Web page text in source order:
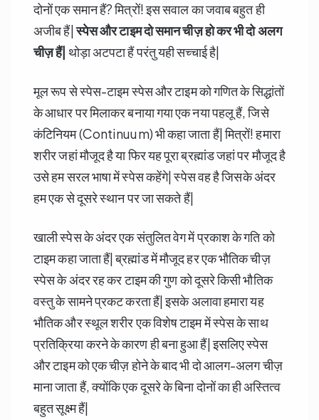
दोनों एक समान हैं? मित्रों! इस सवाल का जवाब बहुत ही
अजीब हैं|स्पेस और टाइम दो समान चीज़ हो कर भी दो अलग
चीज़ हैं| थोड़ा अटपटा हैं परंतु यही सच्चाई है|
मूल रूप से स्पेस-टाइम स्पेस और टाइम को गणित के सिद्धांतों
के आधार पर मिलाकर बनाया गया एक नया पहलू हैं, जिसे
कंटिनियम (Continuum) भी कहा जाता हैं| मित्रों! हमारा
शरीर जहां मौजूद है या फिर यह पूरा ब्रह्मांड जहां पर मौजूद है
उसे हम सरल भाषा में स्पेस कहेंगे| स्पेस वह है जिसके अंदर
हम एक से दूसरे स्थान पर जा सकते हैं|
खाली स्पेस के अंदर एक संतुलित वेग में प्रकाश के गति को
टाइम कहा जाता हैं| ब्रह्मांड में मौजूद हर एक भौतिक चीज़
स्पेस के अंदर रह कर टाइम की गुण को दूसरे किसी भौतिक
वस्तु के सामने प्रकट करता हैं| इसके अलावा हमारा यह
भौतिक और स्थूल शरीर एक विशेष टाइम में स्पेस के साथ
प्रतिक्रिया करने के कारण ही बना हुआ हैं| इसलिए स्पेस
और टाइम को एक चीज़ होने के बाद भी दो आलग-अलग चीज़
माना जाता हैं, क्योंकि एक दूसरे के बिना दोनों का ही अस्तित्व
बहुत सूक्ष्म हैं|